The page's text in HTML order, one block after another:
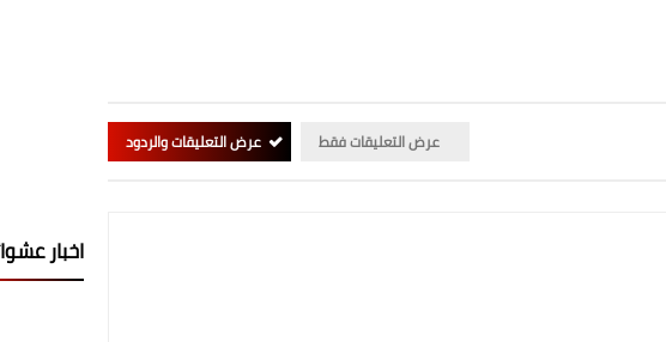
عرض التعليقات فقط عرض التعليقات والردود
اخبار